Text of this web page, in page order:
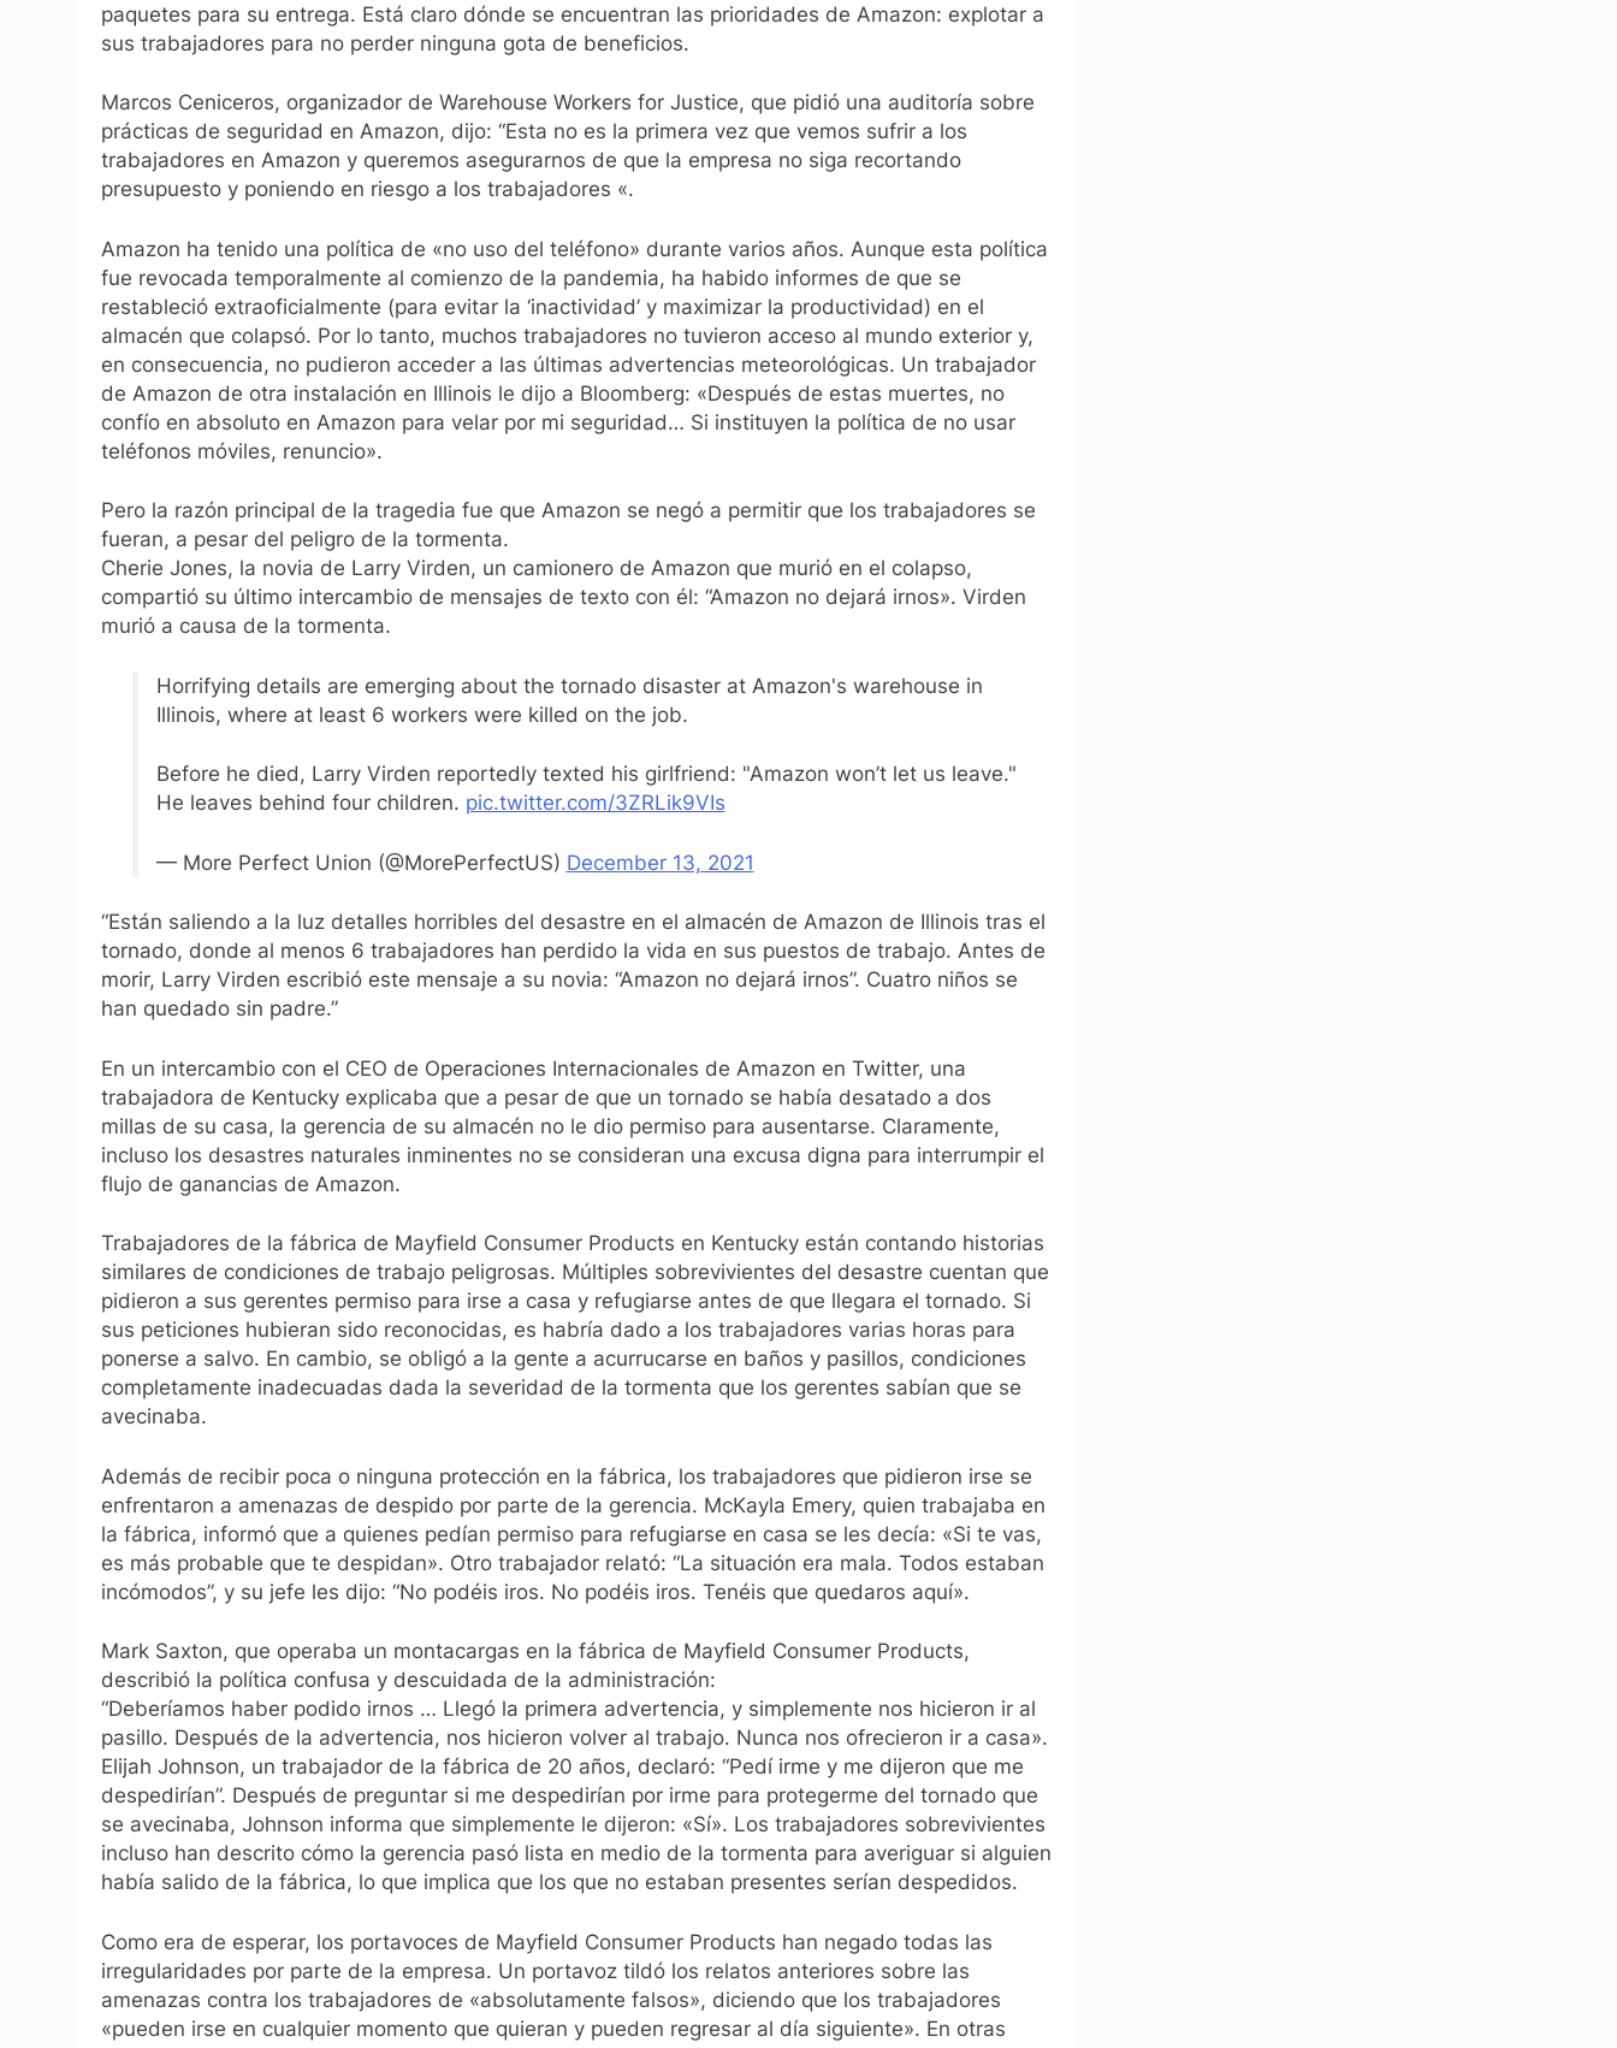
paquetes para su entrega. Está claro dónde se encuentran las prioridades de Amazon: explotar a
sus trabajadores para no perder ninguna gota de beneficios.
Marcos Ceniceros, organizador de Warehouse Workers for Justice, que pidió una auditoría sobre
prácticas de seguridad en Amazon, dijo: “Esta no es la primera vez que vemos sufrir a los
trabajadores en Amazon y queremos asegurarnos de que la empresa no siga recortando
presupuesto y poniendo en riesgo a los trabajadores «.
Amazon ha tenido una política de «no uso del teléfono» durante varios años. Aunque esta política
fue revocada temporalmente al comienzo de la pandemia, ha habido informes de que se
restableció extraoficialmente (para evitar la ‘inactividad’ y maximizar la productividad) en el
almacén que colapsó. Por lo tanto, muchos trabajadores no tuvieron acceso al mundo exterior y,
en consecuencia, no pudieron acceder a las últimas advertencias meteorológicas. Un trabajador
de Amazon de otra instalación en Illinois le dijo a Bloomberg: «Después de estas muertes, no
confío en absoluto en Amazon para velar por mi seguridad… Si instituyen la política de no usar
teléfonos móviles, renuncio».
Pero la razón principal de la tragedia fue que Amazon se negó a permitir que los trabajadores se
fueran, a pesar del peligro de la tormenta.
Cherie Jones, la novia de Larry Virden, un camionero de Amazon que murió en el colapso,
compartió su último intercambio de mensajes de texto con él: “Amazon no dejará irnos». Virden
murió a causa de la tormenta.
Horrifying details are emerging about the tornado disaster at Amazon's warehouse in
Illinois, where at least 6 workers were killed on the job.
Before he died, Larry Virden reportedly texted his girlfriend: "Amazon won’t let us leave."
He leaves behind four children. pic.twitter.com/3ZRLik9VIs
— More Perfect Union (@MorePerfectUS) December 13, 2021
“Están saliendo a la luz detalles horribles del desastre en el almacén de Amazon de Illinois tras el
tornado, donde al menos 6 trabajadores han perdido la vida en sus puestos de trabajo. Antes de
morir, Larry Virden escribió este mensaje a su novia: “Amazon no dejará irnos”. Cuatro niños se
han quedado sin padre.”
En un intercambio con el CEO de Operaciones Internacionales de Amazon en Twitter, una
trabajadora de Kentucky explicaba que a pesar de que un tornado se había desatado a dos
millas de su casa, la gerencia de su almacén no le dio permiso para ausentarse. Claramente,
incluso los desastres naturales inminentes no se consideran una excusa digna para interrumpir el
flujo de ganancias de Amazon.
Trabajadores de la fábrica de Mayfield Consumer Products en Kentucky están contando historias
similares de condiciones de trabajo peligrosas. Múltiples sobrevivientes del desastre cuentan que
pidieron a sus gerentes permiso para irse a casa y refugiarse antes de que llegara el tornado. Si
sus peticiones hubieran sido reconocidas, es habría dado a los trabajadores varias horas para
ponerse a salvo. En cambio, se obligó a la gente a acurrucarse en baños y pasillos, condiciones
completamente inadecuadas dada la severidad de la tormenta que los gerentes sabían que se
avecinaba.
Además de recibir poca o ninguna protección en la fábrica, los trabajadores que pidieron irse se
enfrentaron a amenazas de despido por parte de la gerencia. McKayla Emery, quien trabajaba en
la fábrica, informó que a quienes pedían permiso para refugiarse en casa se les decía: «Si te vas,
es más probable que te despidan». Otro trabajador relató: “La situación era mala. Todos estaban
incómodos”, y su jefe les dijo: “No podéis iros. No podéis iros. Tenéis que quedaros aquí».
Mark Saxton, que operaba un montacargas en la fábrica de Mayfield Consumer Products,
describió la política confusa y descuidada de la administración:
“Deberíamos haber podido irnos … Llegó la primera advertencia, y simplemente nos hicieron ir al
pasillo. Después de la advertencia, nos hicieron volver al trabajo. Nunca nos ofrecieron ir a casa».
Elijah Johnson, un trabajador de la fábrica de 20 años, declaró: “Pedí irme y me dijeron que me
despedirían”. Después de preguntar si me despedirían por irme para protegerme del tornado que
se avecinaba, Johnson informa que simplemente le dijeron: «Sí». Los trabajadores sobrevivientes
incluso han descrito cómo la gerencia pasó lista en medio de la tormenta para averiguar si alguien
había salido de la fábrica, lo que implica que los que no estaban presentes serían despedidos.
Como era de esperar, los portavoces de Mayfield Consumer Products han negado todas las
irregularidades por parte de la empresa. Un portavoz tildó los relatos anteriores sobre las
amenazas contra los trabajadores de «absolutamente falsos», diciendo que los trabajadores
«pueden irse en cualquier momento que quieran y pueden regresar al día siguiente». En otras